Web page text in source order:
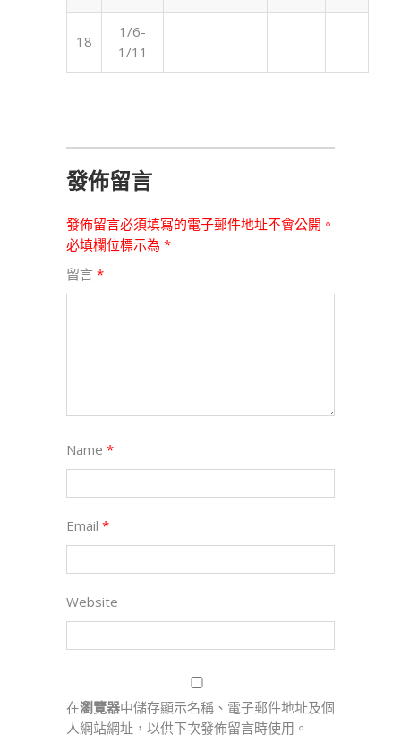
18
1/6-
1/11
發佈留言
發佈留言必須填寫的電子郵件地址不會公開。
必填欄位標示為 *
留言 *
Name *
Email *
Website
在瀏覽器中儲存顯示名稱、電子郵件地址及個
人網站網址，以供下次發佈留言時使用。